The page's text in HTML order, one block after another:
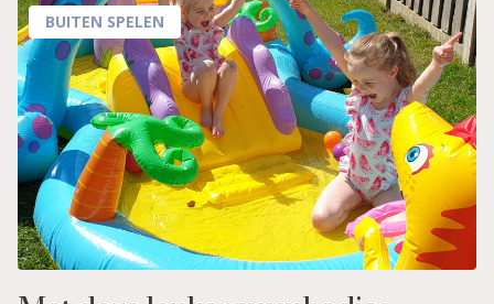
BUITEN SPELEN